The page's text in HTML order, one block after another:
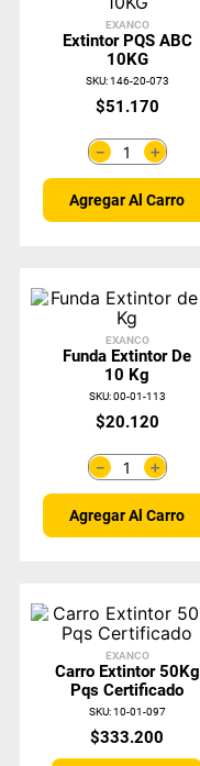
EXANCO
Extintor PQS ABC
10KG
SKU:146-20-073
$51 .170
＋
－
Agregar Al Carro
EXANCO
Funda Extintor De
10 Kg
SKU:00-01-113
$20.120
＋
－
Agregar Al Carro
EXANCO
Carro Extintor 50Kg
Pqs Certificado
SKU:10-01-097
$333.200